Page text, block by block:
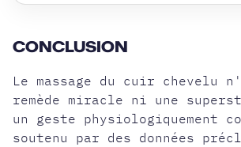
CONCLUSION
Le massage du cuir chevelu
remède miracle ni une
un geste physiologiquement
soutenu par des données